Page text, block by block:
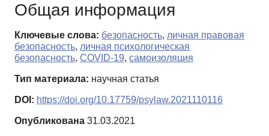
Общая информация
Ключевые слова: безопасность, личная правовая
безопасность, личная психологическая
безопасность, COVID-19, самоизоляция
Тип материала: научная статья
DOI: https://doi.org/10.17759/psylaw.2021110116
Опубликована 31.03.2021